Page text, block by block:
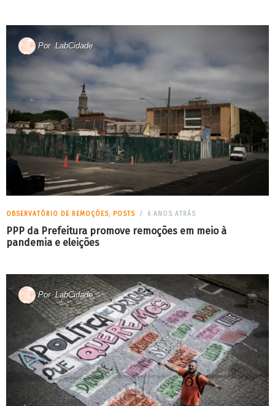
Por LabCidade
OBSERVATÓRIO DE REMOÇÕES, POSTS 6 ANOS ATRÁS
PPP da Prefeitura promove remoções em meio à
pandemia e eleições
PorLabCidade